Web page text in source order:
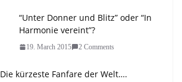
“Unter Donner und Blitz” oder “In
Harmonie vereint”?
19. March 2015 2 Comments
Die kürzeste Fanfare der Welt….